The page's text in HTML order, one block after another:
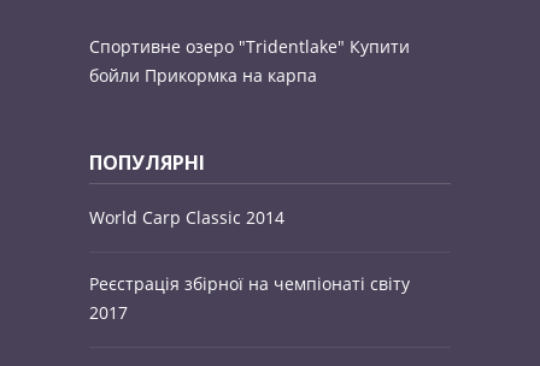
Спортивне озеро "Tridentlake" Купити
бойли Прикормка на карпа
ПОПУЛЯРНІ
World Carp Classic 2014
Реєстрація збірної на чемпіонаті світу
2017